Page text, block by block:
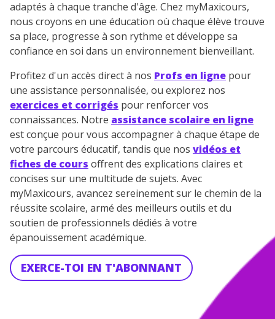
adaptés à chaque tranche d'âge. Chez myMaxicours,
nous croyons en une éducation où chaque élève trouve
sa place, progresse à son rythme et développe sa
confiance en soi dans un environnement bienveillant.
Profitez d'un accès direct à nos Profs en ligne pour
une assistance personnalisée, ou explorez nos
exercices et corrigés pour renforcer vos
connaissances. Notre assistance scolaire en ligne
est conçue pour vous accompagner à chaque étape de
votre parcours éducatif, tandis que nos vidéos et
fiches de cours offrent des explications claires et
concises sur une multitude de sujets. Avec
myMaxicours, avancez sereinement sur le chemin de la
réussite scolaire, armé des meilleurs outils et du
soutien de professionnels dédiés à votre
épanouissement académique.
EXERCE-TOI EN T'ABONNANT